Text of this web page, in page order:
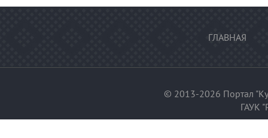
ГЛАВНАЯ
© 2013-2026 Портал
ГАУК